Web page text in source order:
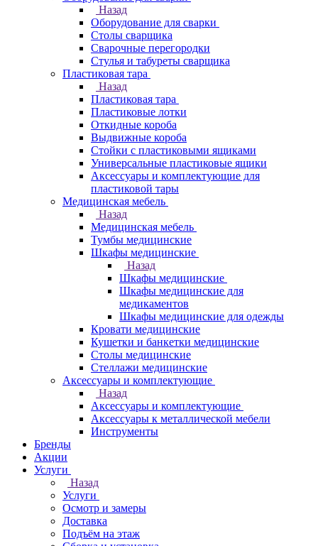
Назад
Оборудование для сварки
Столы сварщика
Сварочные перегородки
Стулья и табуреты сварщика
Пластиковая тара
Назад
Пластиковая тара
Пластиковые лотки
Откидные короба
Выдвижные короба
Стойки с пластиковыми ящиками
Универсальные пластиковые ящики
Аксессуары и комплектующие для
пластиковой тары
Медицинская мебель
Назад
Медицинская мебель
Тумбы медицинские
Шкафы медицинские
Назад
Шкафы медицинские
Шкафы медицинские для
медикаментов
Шкафы медицинские для одежды
Кровати медицинские
Кушетки и банкетки медицинские
Столы медицинские
Стеллажи медицинские
Аксессуары и комплектующие
Назад
Аксессуары и комплектующие
Аксессуары к металлической мебели
Инструменты
Бренды
Акции
Услуги
Назад
Услуги
Осмотр и замеры
Доставка
Подъём на этаж